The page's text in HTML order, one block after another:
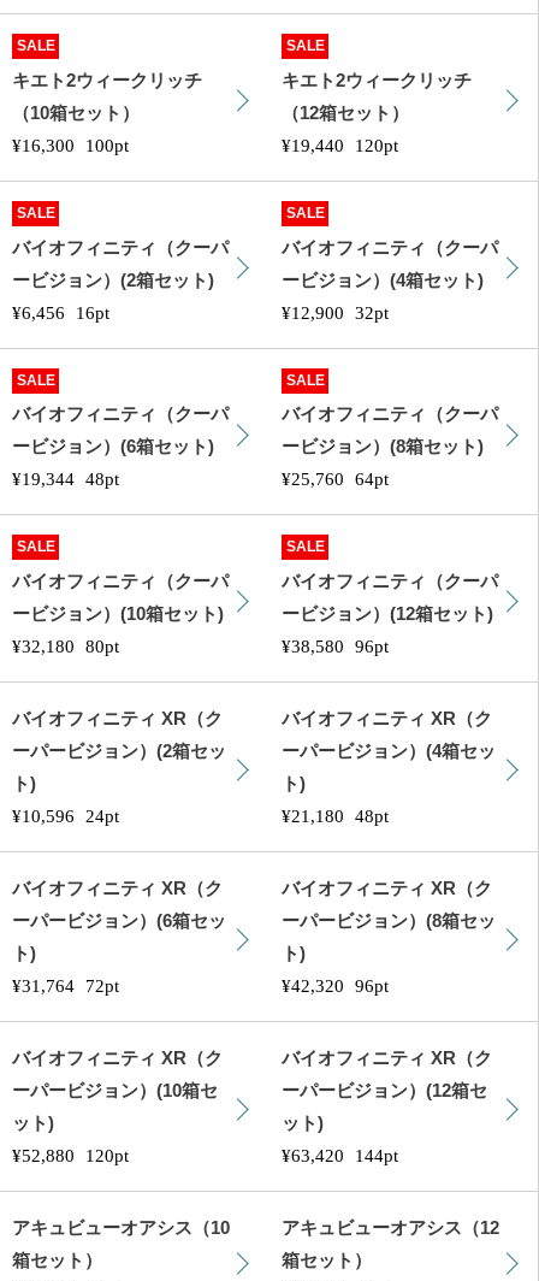
SALE
キエト2ウィークリッチ
（10箱セット）
¥16,300
100pt
SALE
キエト2ウィークリッチ
（12箱セット）
¥19,440
120pt
SALE
バイオフィニティ（クーパ
ービジョン）(2箱セット)
¥6,456
16pt
SALE
バイオフィニティ（クーパ
ービジョン）(4箱セット)
¥12,900 32pt
SALE
バイオフィニティ（クーパ
ービジョン）(6箱セット)
¥19,344 48pt
SALE
バイオフィニティ（クーパ
ービジョン）(8箱セット)
¥25,760 64pt
SALE
バイオフィニティ（クーパ
ービジョン）(10箱セット)
¥32,180 80pt
SALE
バイオフィニティ（クーパ
ービジョン）(12箱セット)
¥38,580 96pt
バイオフィニティ XR（ク
ーパービジョン）(2箱セッ
ト)
¥10,596
24pt
バイオフィニティ XR（ク
ーパービジョン）(4箱セッ
ト)
¥21,180 48pt
バイオフィニティ XR（ク
ーパービジョン）(6箱セッ
ト)
¥31,764 72pt
バイオフィニティ XR（ク
ーパービジョン）(8箱セッ
ト)
¥42,320 96pt
バイオフィニティ XR（ク
ーパービジョン）(10箱セ
ット)
¥52,880
120pt
バイオフィニティ XR（ク
ーパービジョン）(12箱セ
ット)
¥63,420
144pt
アキュビューオアシス（10
箱セット）
アキュビューオアシス（12
箱セット）